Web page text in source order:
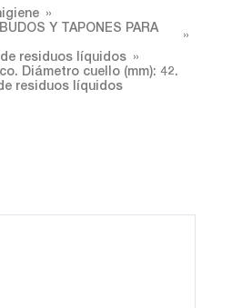
Y TAPONES PARA
residuos líquidos
Diámetro cuello (mm): 42.
residuos líquidos